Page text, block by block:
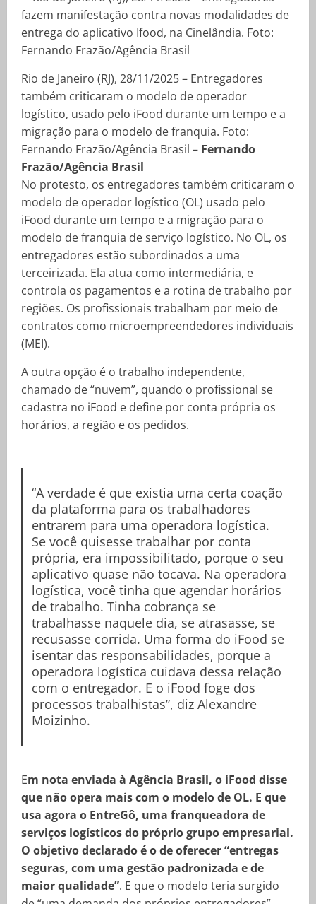
Rio de Janeiro (RJ), 28/11/2025 – Entregadores
também criticaram o modelo de operador
logístico, usado pelo iFood durante um tempo e a
migração para o modelo de franquia. Foto:
Fernando Frazão/Agência Brasil – Fernando
Frazão/Agência Brasil
No protesto, os entregadores também criticaram o
modelo de operador logístico (OL) usado pelo
iFood durante um tempo e a migração para o
modelo de franquia de serviço logístico. No OL, os
entregadores estão subordinados a uma
terceirizada. Ela atua como intermediária, e
controla os pagamentos e a rotina de trabalho por
regiões. Os profissionais trabalham por meio de
contratos como microempreendedores individuais
(MEI).
A outra opção é o trabalho independente,
chamado de “nuvem”, quando o profissional se
cadastra no iFood e define por conta própria os
horários, a região e os pedidos.
“A verdade é que existia uma certa coação
da plataforma para os trabalhadores
entrarem para uma operadora logística.
Se você quisesse trabalhar por conta
própria, era impossibilitado, porque o seu
aplicativo quase não tocava. Na operadora
logística, você tinha que agendar horários
de trabalho. Tinha cobrança se
trabalhasse naquele dia, se atrasasse, se
recusasse corrida. Uma forma do iFood se
isentar das responsabilidades, porque a
operadora logística cuidava dessa relação
com o entregador. E o iFood foge dos
processos trabalhistas”, diz Alexandre
Moizinho.
Em nota enviada à Agência Brasil, o iFood disse
que não opera mais com o modelo de OL. E que
usa agora o EntreGô, uma franqueadora de
serviços logísticos do próprio grupo empresarial.
O objetivo declarado é o de oferecer “entregas
seguras, com uma gestão padronizada e de
maior qualidade”. E que o modelo teria surgido